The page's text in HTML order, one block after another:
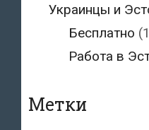
Украинцы и
Бесплатно
Работа в
Метки